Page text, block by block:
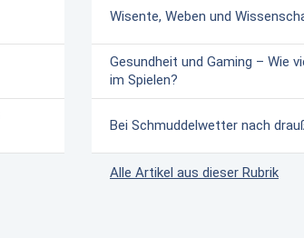
Wisente, Weben und
Gesundheit und Gaming – Wie
im Spielen?
Bei Schmuddelwetter nach
Alle Artikel aus dieser Rubrik